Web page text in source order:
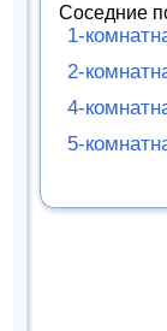
Соседние
1-
2-
4-
5-